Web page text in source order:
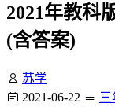
2021年教科
(含答案)
苏学
2021-06-22